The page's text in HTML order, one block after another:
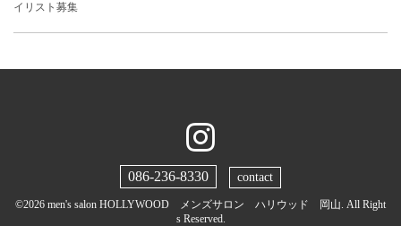
イリスト募集
086-236-8330 contact
©2026 men's salon HOLLYWOOD メンズサロン ハリウッド 岡山. All Right
s Reserved.